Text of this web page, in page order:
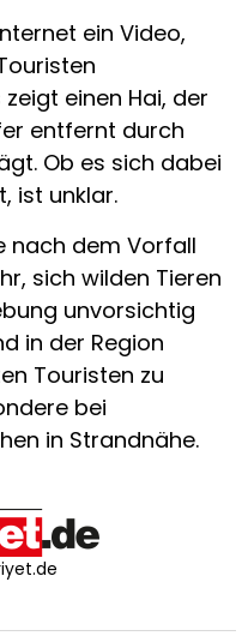
ein Video,
einen Hai, der
entfernt durch
Ob es sich dabei
ist unklar.
nach dem Vorfall
sich wilden Tieren
unvorsichtig
in der Region
Touristen zu
bei
in Strandnähe.